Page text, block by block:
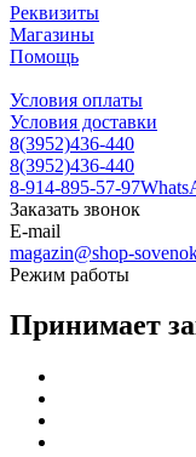
Реквизиты
Магазины
Помощь
Условия оплаты
Условия доставки
8(3952)436-440
8(3952)436-440
8-914-895-57-97
Заказать звонок
E-mail
magazin@shop-
Режим работы
Принимает